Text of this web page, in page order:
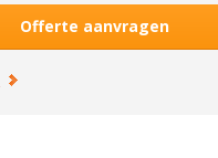
Offerte aanvragen